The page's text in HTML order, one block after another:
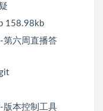
158.98kb
第六周直播答
版本控制工具